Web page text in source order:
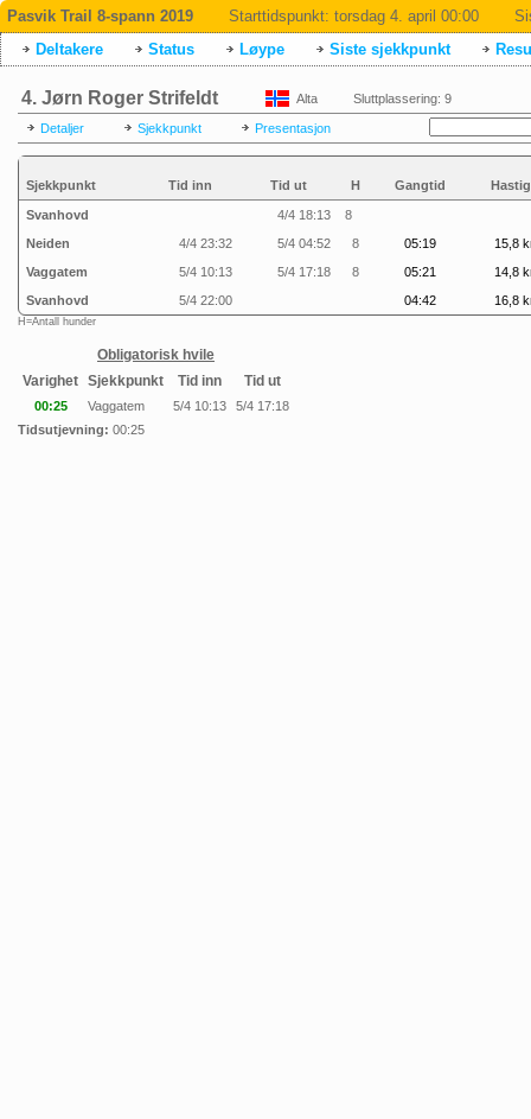
Pasvik Trail 8-spann 2019 Starttidspunkt: torsdag 4. april 00:00
Deltakere
Status Løype Siste sjekkpunkt
4. Jørn Roger Strifeldt Alta Sluttplassering: 9
Detaljer Sjekkpunkt Presentasjon
Sjekkpunkt Tid inn Tid ut H Gangtid
Svanhovd 4/4 18:13
8
Neiden
4/4 23:32 5/4 04:52 8 05:19
15,8
Vaggatem
5/4 10:13 5/4 17:18 8 05:21
14,8
Svanhovd
5/4 22:00 04:42 16,8
H=Antall hunder
Obligatorisk hvile
Varighet Sjekkpunkt Tid inn Tid ut
00:25 Vaggatem 5/4 10:13
5/4 17:18
Tidsutjevning: 00:25